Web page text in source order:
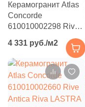
STN Ceramica ( 5)
Saloni (4)
Sanchis (4)
Serenissima Cir (2)
Settecento (1)
Stone4Home (4)
Керамогранит Atlas
Concorde
610010002298 Rive
Antica Riva 20x120
коричневый
матовый под дерево
4 331 руб./м2